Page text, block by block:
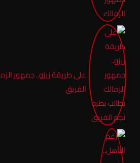
على طريقة زيزو.. جمهور
الفريق